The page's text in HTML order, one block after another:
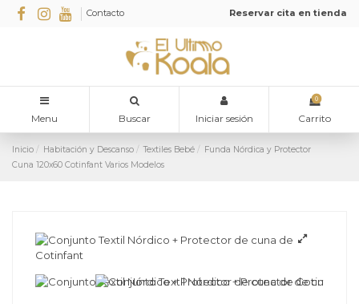
Contacto Reservar cita en tienda
Menu Buscar Iniciar sesión
0
Carrito
Inicio Habitación y Descanso Textiles Bebé
Funda Nórdica y Protector
Cuna 120x60 Cotinfant Varios Modelos